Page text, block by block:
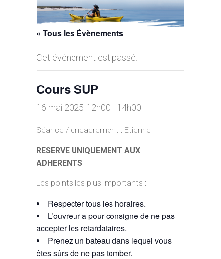
« Tous les Évènements
Cet évènement est passé.
Cours SUP
16 mai 2025-12h00 - 14h00
Séance / encadrement : Etienne
RESERVE UNIQUEMENT AUX
ADHERENTS
Les points les plus importants :
Respecter tous les horaires.
L’ouvreur a pour consigne de ne pas
accepter les retardataires.
Prenez un bateau dans lequel vous
êtes sûrs de ne pas tomber.